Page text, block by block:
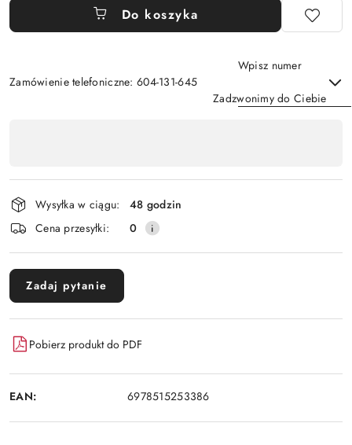
Do koszyka
Zamówienie telefoniczne: 604-131-645
Wpisz numer
Zadzwonimy do Ciebie
płatność
i
dostawa
Wysyłka w ciągu:
48 godzin
Cena przesyłki:
0
Zadaj pytanie
Pobierz produkt do PDF
EAN: 6978515253386